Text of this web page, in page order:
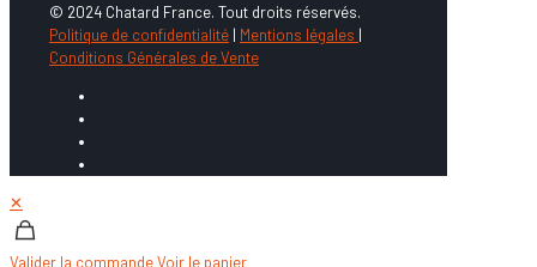
© 2024 Chatard France. Tout droits réservés.
Politique de confidentialité | Mentions légales |
Conditions Générales de Vente
✕
Valider la commandeVoir le panier